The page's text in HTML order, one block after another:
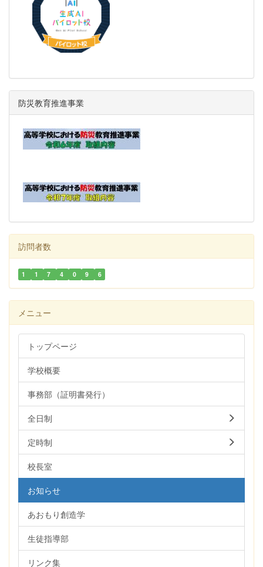
防災教育推進事業
訪問者数
1 1 7 4 0 9 6
メニュー
トップページ
学校概要
事務部（証明書発行）
全日制
定時制
校長室
お知らせ
あおもり創造学
生徒指導部
リンク集